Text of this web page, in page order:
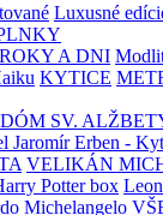
Luxusné
A DNI
KYTICE
DÓM SV.
Jaromír Erben -
VELIKÁN
Potter box
Michelangelo